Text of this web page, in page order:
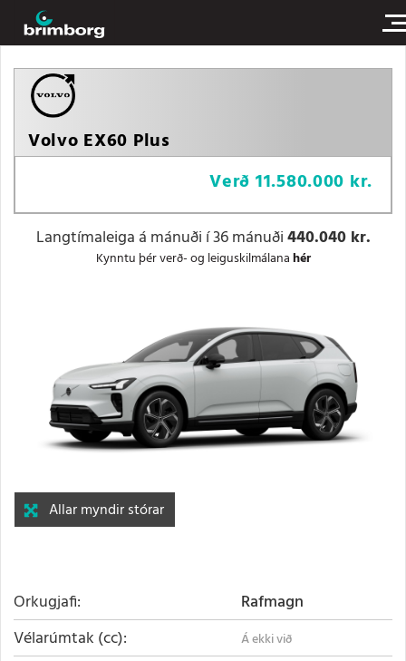
Volvo EX60 Plus
Verð 11.580.000 kr.
Allar myndir stórar
Langtímaleiga á mánuði í 36 mánuði440.040 kr.
Kynntu þér verð- og leiguskilmálanahér
Orkugjafi
Rafmagn
Vélarúmtak (cc)